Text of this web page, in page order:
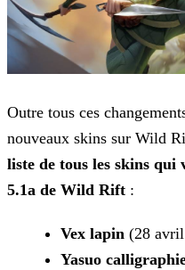
Outre tous ces
nouveaux skins sur Wild
liste de tous les skins
5.1a de Wild Rift :
Vex lapin (28
Yasuo